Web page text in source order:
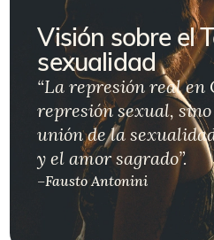
Visión sobre el
sexualidad
“La represión real en
represión sexual,
unión de la
y el amor sagrado”.
–Fausto Antonini